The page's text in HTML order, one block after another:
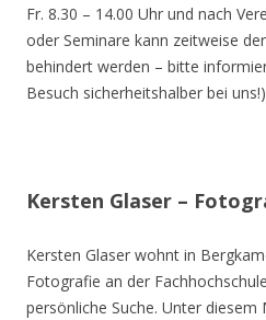
Fr. 8.30 – 14.00 Uhr und nach
oder Seminare kann zeitweise
behindert werden – bitte
Besuch sicherheitshalber bei uns!)
Kersten Glaser –
Kersten Glaser wohnt in
Fotografie an der
persönliche Suche. Unter